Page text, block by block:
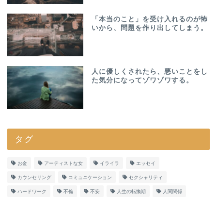
「本当のこと」を受け入れるのが怖
いから、問題を作り出してしまう。
人に優しくされたら、悪いことをし
た気分になってゾワゾワする。
タグ
お金 アーティストな女 イライラ エッセイ
カウンセリング コミュニケーション セクシャリティ
ハードワーク 不倫 不安 人生の転換期 人間関係